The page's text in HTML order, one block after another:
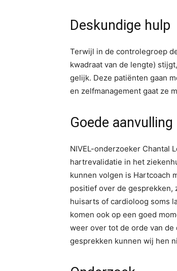
Deskundige hulp
Terwijl in de controlegroep
kwadraat van de lengte)
gelijk. Deze patiënten gaan
en zelfmanagement gaat ze
Goede aanvulling
NIVEL-onderzoeker Chantal
hartrevalidatie in het
kunnen volgen is Hartcoach
positief over de gesprekken,
huisarts of cardioloog soms
komen ook op een goed
weer over tot de orde van de
gesprekken kunnen wij hen